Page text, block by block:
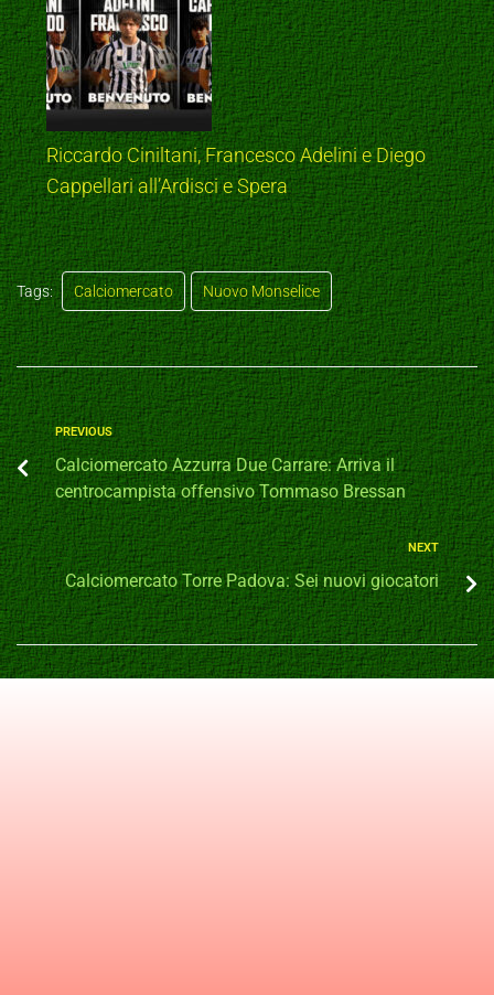
Riccardo Ciniltani, Francesco Adelini e Diego
Cappellari all’Ardisci e Spera
Tags: Calciomercato Nuovo Monselice
PREVIOUS
Calciomercato Azzurra Due Carrare: Arriva il
centrocampista offensivo Tommaso Bressan
NEXT
Calciomercato Torre Padova: Sei nuovi giocatori